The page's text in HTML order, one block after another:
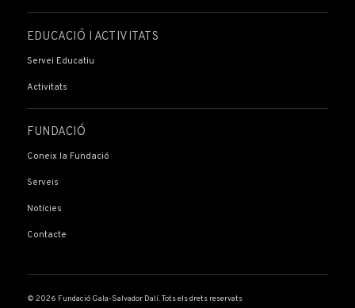
EDUCACIÓ I ACTIVITATS
Servei Educatiu
Activitats
FUNDACIÓ
Coneix la Fundació
Serveis
Notícies
Contacte
© 2026 Fundació Gala-Salvador Dalí. Tots els drets reservats